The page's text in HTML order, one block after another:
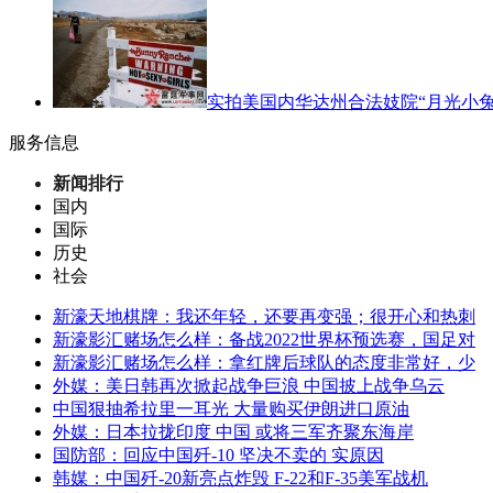
实拍美国内华达州合法妓院“月光小
服务信息
新闻排行
国内
国际
历史
社会
新濠天地棋牌：我还年轻，还要再变强；很开心和热刺
新濠影汇赌场怎么样：备战2022世界杯预选赛，国足对
新濠影汇赌场怎么样：拿红牌后球队的态度非常好，少
外媒：美日韩再次掀起战争巨浪 中国披上战争乌云
中国狠抽希拉里一耳光 大量购买伊朗进口原油
外媒：日本拉拢印度 中国 或将三军齐聚东海岸
国防部：回应中国歼-10 坚决不卖的 实原因
韩媒：中国歼-20新亮点炸毁 F-22和F-35美军战机